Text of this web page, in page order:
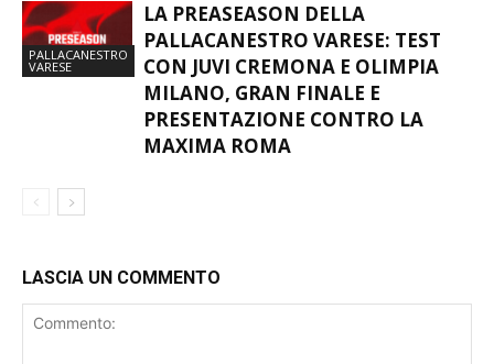
PALLACANESTRO
VARESE
LA PREASEASON DELLA
PALLACANESTRO VARESE: TEST
CON JUVI CREMONA E OLIMPIA
MILANO, GRAN FINALE E
PRESENTAZIONE CONTRO LA
MAXIMA ROMA
LASCIA UN COMMENTO